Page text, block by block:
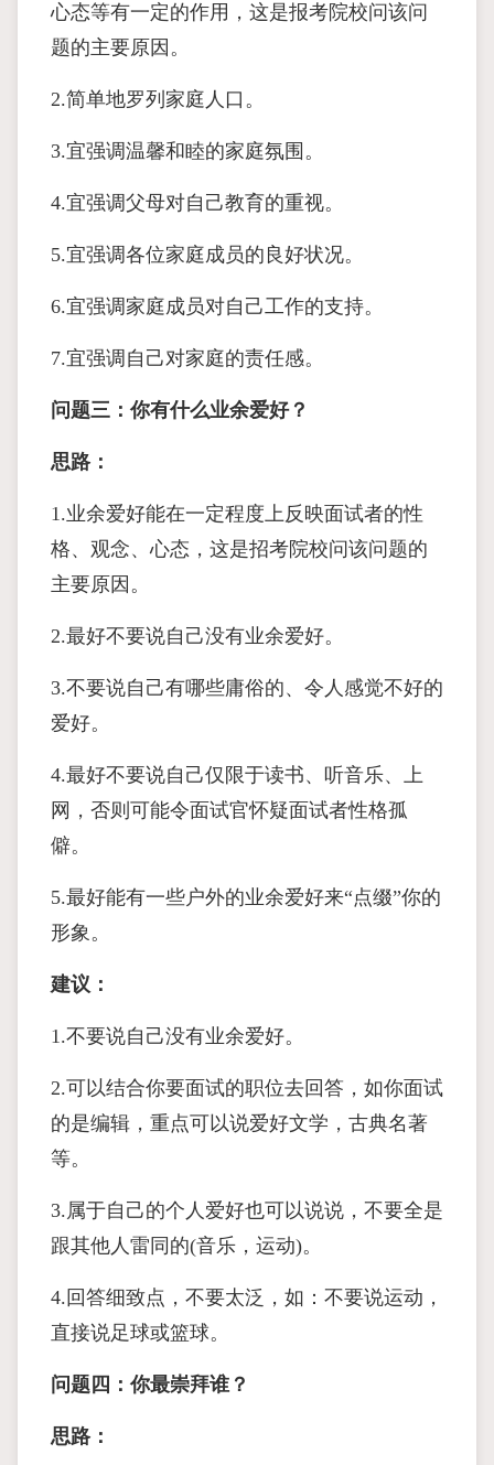
心态等有一定的作用，这是报考院校问该问
题的主要原因。
2.简单地罗列家庭人口。
3.宜强调温馨和睦的家庭氛围。
4.宜强调父母对自己教育的重视。
5.宜强调各位家庭成员的良好状况。
6.宜强调家庭成员对自己工作的支持。
7.宜强调自己对家庭的责任感。
问题三：你有什么业余爱好？
思路：
1.业余爱好能在一定程度上反映面试者的性
格、观念、心态，这是招考院校问该问题的
主要原因。
2.最好不要说自己没有业余爱好。
3.不要说自己有哪些庸俗的、令人感觉不好的
爱好。
4.最好不要说自己仅限于读书、听音乐、上
网，否则可能令面试官怀疑面试者性格孤
僻。
5.最好能有一些户外的业余爱好来“点缀”你的
形象。
建议：
1.不要说自己没有业余爱好。
2.可以结合你要面试的职位去回答，如你面试
的是编辑，重点可以说爱好文学，古典名著
等。
3.属于自己的个人爱好也可以说说，不要全是
跟其他人雷同的(音乐，运动)。
4.回答细致点，不要太泛，如：不要说运动，
直接说足球或篮球。
问题四：你最崇拜谁？
思路：